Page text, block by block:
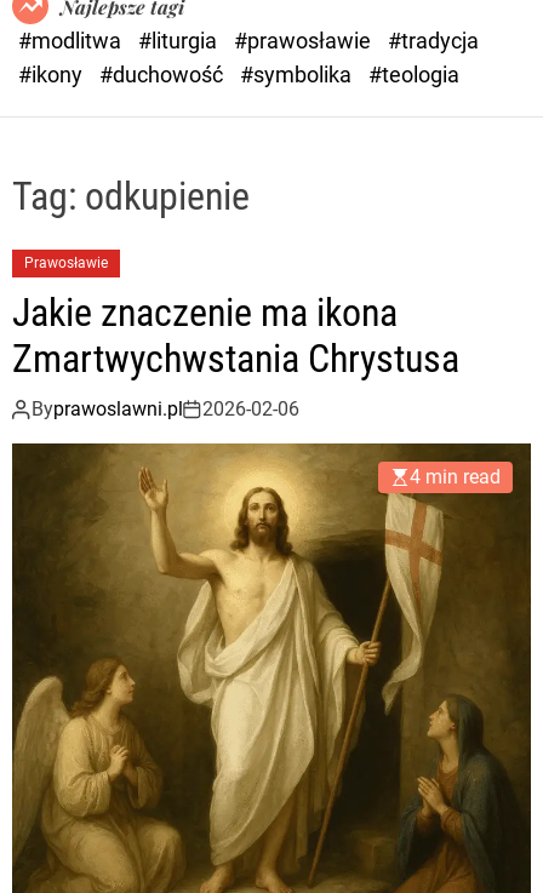
e
Najlepsze tagi
#modlitwa
#liturgia #prawosławie
#tradycja
#ikony
#duchowość #symbolika #teologia
Tag: odkupienie
Prawosławie
Jakie znaczenie ma ikona
Zmartwychwstania Chrystusa
Byprawoslawni.pl 2026-02-06
4 min read